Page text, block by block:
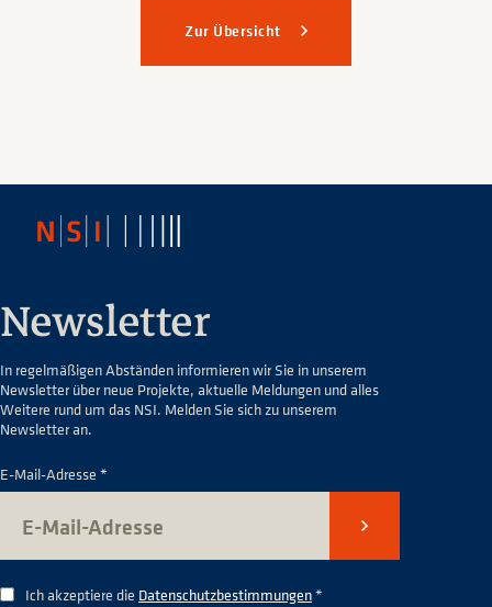
Zur Übersicht
Newsletter
In regelmäßigen Abständen informieren wir Sie in unserem
Newsletter über neue Projekte, aktuelle Meldungen und alles
Weitere rund um das NSI. Melden Sie sich zu unserem
Newsletter an.
E-Mail-Adresse *
Senden
Ich akzeptiere die Datenschutzbestimmungen*